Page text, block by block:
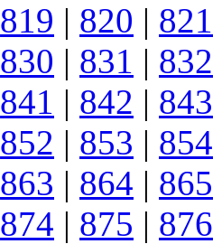
819 | 820 | 821
830 | 831 | 832
841 | 842 | 843
852 | 853 | 854
863 | 864 | 865
874 | 875 | 876